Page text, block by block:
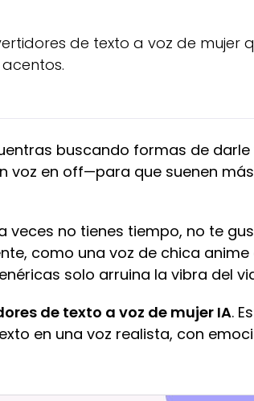
de texto a voz de mujer
buscando formas de
voz en off—para que suenen
no tienes tiempo, no te
como una voz de chica
solo arruina la vibra del
de texto a voz de mujer IA.
en una voz realista, con